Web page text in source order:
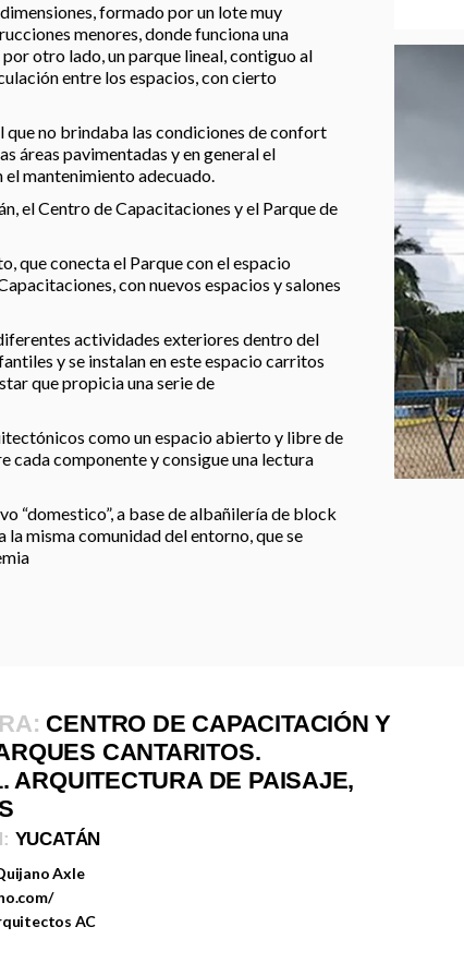
formado por un lote muy
menores, donde funciona una
otro lado, un parque lineal, contiguo al
entre los espacios, con cierto
que no brindaba las condiciones de confort
áreas pavimentadas y en general el
mantenimiento adecuado.
el Centro de Capacitaciones y el Parque de
que conecta el Parque con el espacio
con nuevos espacios y salones
actividades exteriores dentro del
y se instalan en este espacio carritos
que propicia una serie de
como un espacio abierto y libre de
cada componente y consigue una lectura
“domestico”, a base de albañilería de block
misma comunidad del entorno, que se
CENTRO DE CAPACITACIÓN Y
CANTARITOS.
ARQUITECTURA DE PAISAJE,
YUCATÁN
Axle
AC